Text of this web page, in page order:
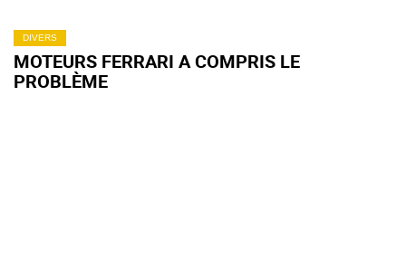
DIVERS
MOTEURS FERRARI A COMPRIS LE
PROBLÈME